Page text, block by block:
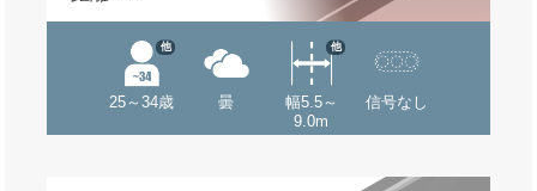
25～34歳
他
曇
幅5.5～
9.0m
他
信号なし